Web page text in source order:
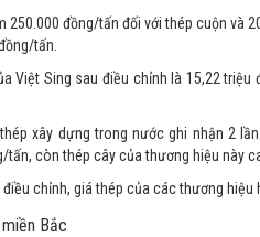
250.000 đồng/tấn đối với thép cuộn và
tấn.
Việt Sing sau điều chỉnh là 15,22
thép xây dựng trong nước ghi nhận 2
tấn, còn thép cây của thương hiệu này
chỉnh, giá thép của các thương hiệu
Bắc